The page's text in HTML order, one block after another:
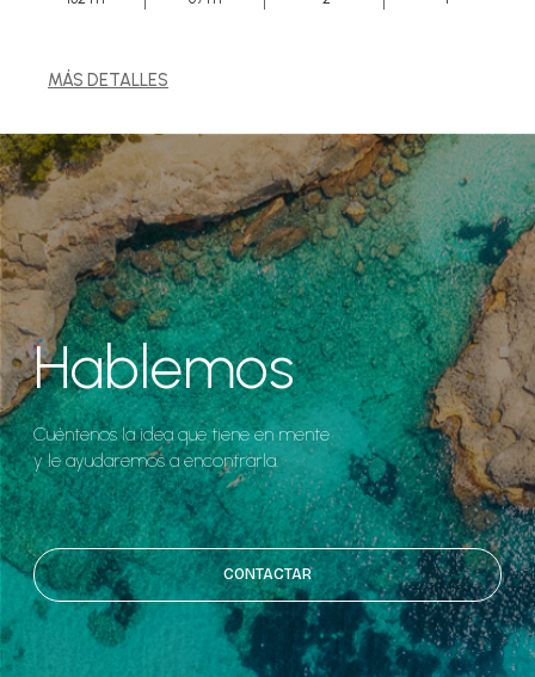
MÁS DETALLES
Hablemos
Cuéntenos la idea que tiene en mente
y le ayudaremos a encontrarla.
CONTACTAR